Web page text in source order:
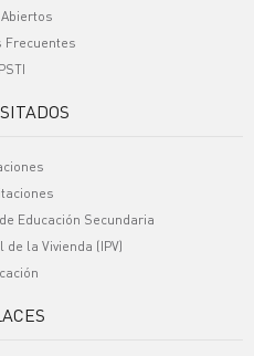
Frecuentes
Educación Secundaria
la Vivienda (IPV)